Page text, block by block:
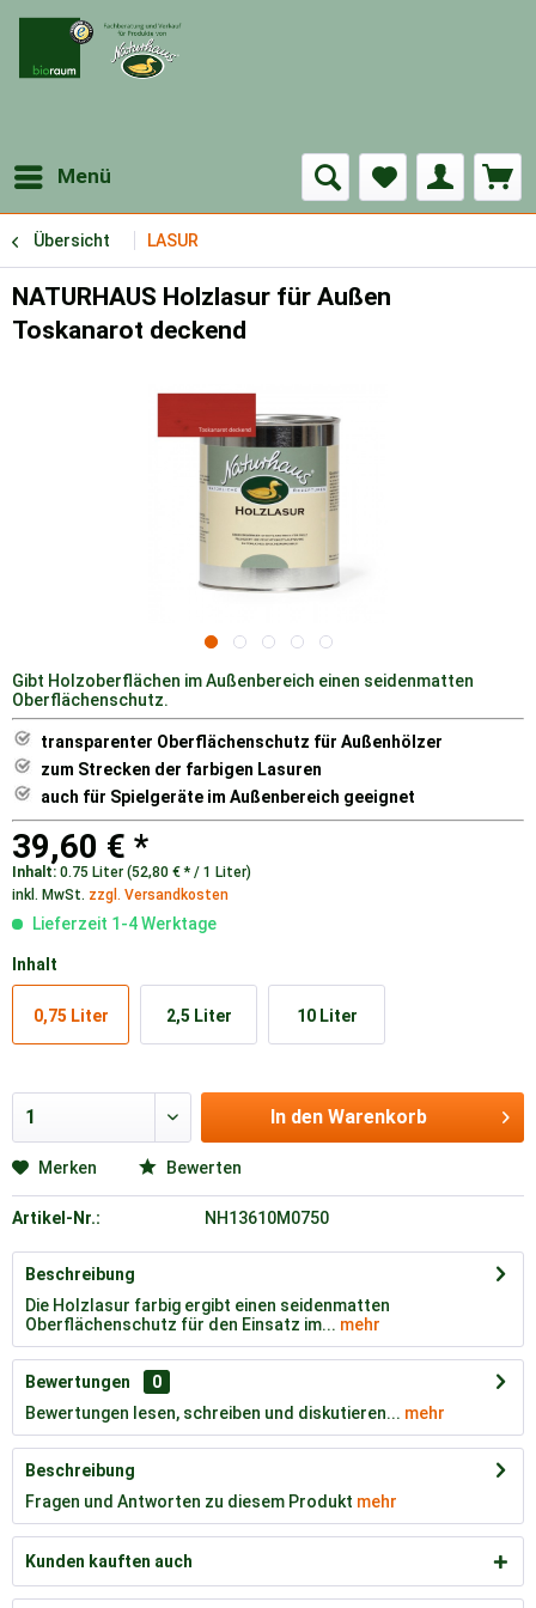
Menü
Übersicht LASUR
NATURHAUS Holzlasur für Außen
Toskanarot deckend
Gibt Holzoberflächen im Außenbereich einen seidenmatten
Oberflächenschutz.
transparenter Oberflächenschutz für Außenhölzer
zum Strecken der farbigen Lasuren
auch für Spielgeräte im Außenbereich geeignet
39,60 € *
Inhalt: 0.75 Liter (52,80 € * / 1 Liter)
inkl. MwSt. zzgl. Versandkosten
Lieferzeit 1-4 Werktage
Inhalt
0,75 Liter 2,5 Liter 10 Liter
In den Warenkorb
Merken Bewerten
Artikel-Nr.: NH13610M0750
Beschreibung
Die Holzlasur farbig ergibt einen seidenmatten
Oberflächenschutz für den Einsatz im... mehr
Bewertungen
0
Bewertungen lesen, schreiben und diskutieren... mehr
Beschreibung
Fragen und Antworten zu diesem Produkt mehr
Kunden kauften auch